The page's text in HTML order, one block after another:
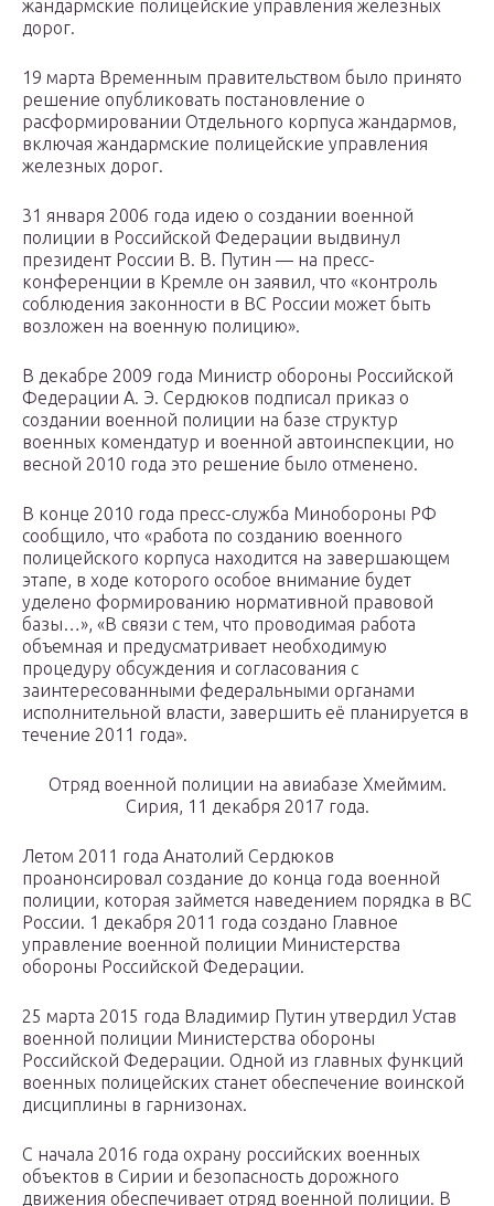
жандармские полицейские управления железных
дорог.
19 марта Временным правительством было принято
решение опубликовать постановление о
расформировании Отдельного корпуса жандармов,
включая жандармские полицейские управления
железных дорог.
31 января 2006 года идею о создании военной
полиции в Российской Федерации выдвинул
президент России В. В. Путин — на пресс-
конференции в Кремле он заявил, что «контроль
соблюдения законности в ВС России может быть
возложен на военную полицию».
В декабре 2009 года Министр обороны Российской
Федерации А. Э. Сердюков подписал приказ о
создании военной полиции на базе структур
военных комендатур и военной автоинспекции, но
весной 2010 года это решение было отменено.
В конце 2010 года пресс-служба Минобороны РФ
сообщило, что «работа по созданию военного
полицейского корпуса находится на завершающем
этапе, в ходе которого особое внимание будет
уделено формированию нормативной правовой
базы…», «В связи с тем, что проводимая работа
объемная и предусматривает необходимую
процедуру обсуждения и согласования с
заинтересованными федеральными органами
исполнительной власти, завершить её планируется в
течение 2011 года».
Отряд военной полиции на авиабазе Хмеймим.
Сирия, 11 декабря 2017 года.
Летом 2011 года Анатолий Сердюков
проанонсировал создание до конца года военной
полиции, которая займется наведением порядка в ВС
России. 1 декабря 2011 года создано Главное
управление военной полиции Министерства
обороны Российской Федерации.
25 марта 2015 года Владимир Путин утвердил Устав
военной полиции Министерства обороны
Российской Федерации. Одной из главных функций
военных полицейских станет обеспечение воинской
дисциплины в гарнизонах.
С начала 2016 года охрану российских военных
объектов в Сирии и безопасность дорожного
движения обеспечивает отряд военной полиции. В